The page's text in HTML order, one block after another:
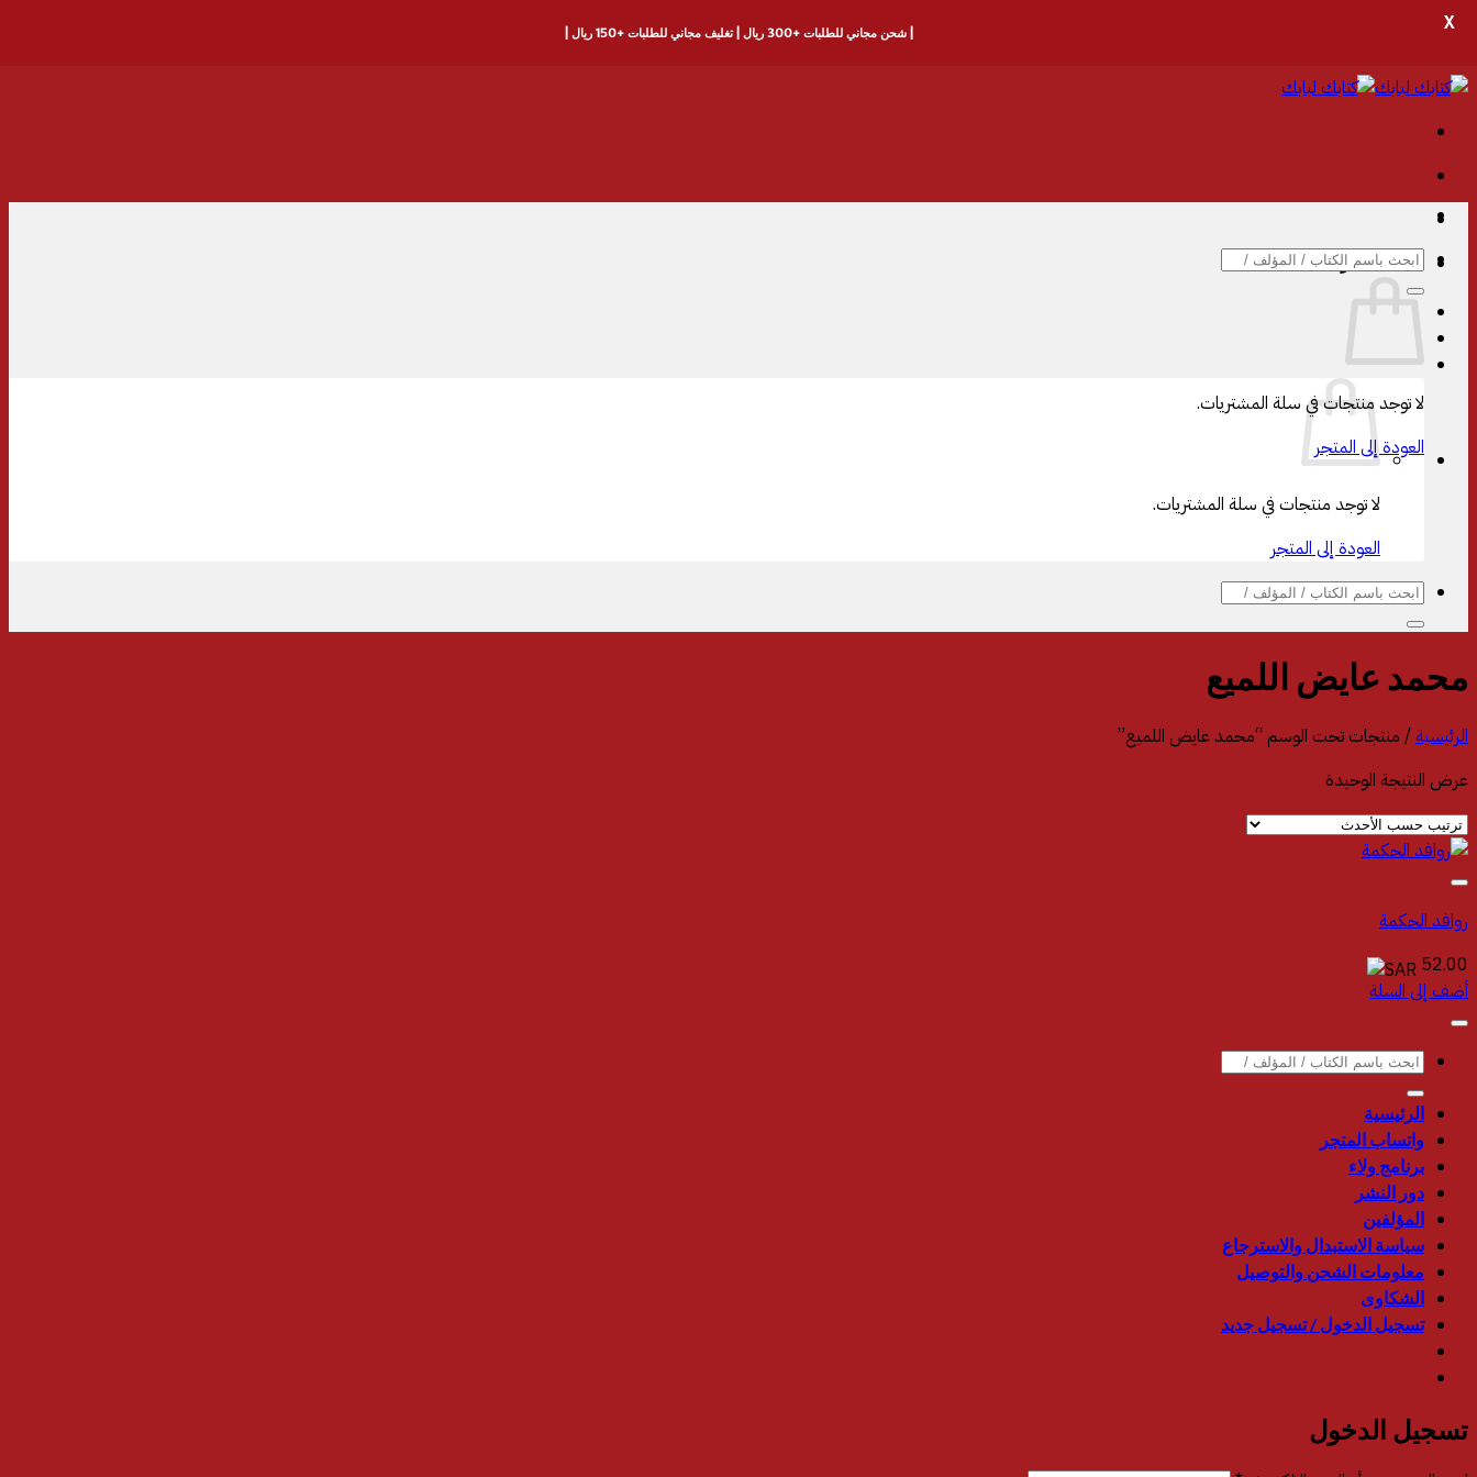
تخطي
سلة المشتريات
لا توجد منتجات في سلة المشتريات.
العودة إلى المتجر
البحث
عن:
لا توجد منتجات في سلة المشتريات.
العودة إلى المتجر
البحث
عن:
الرئيسية/ منتجات تحت الوسم “‎محمد عايض اللميع”
عرض النتيجة الوحيدة
روافد الحكمة‎
52.00
أضف إلى السلة
البحث
عن:
الرئيسية
واتساب المتجر
برنامج ولاء
دور النشر
المؤلفين
سياسة الاستبدال والاسترجاع
معلومات الشحن والتوصيل
الشكاوى
تسجيل الدخول / تسجيل جديد
| شحن مجاني للطلبات +300 ريال | تغليف مجاني للطلبات +150 ريال | X
تسجيل الدخول